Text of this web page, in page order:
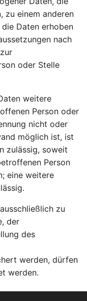
eines
38 DSGVO
des
40 DSGVO
41 DSGVO
der
42 DSGVO
43 DSGVO
zu einem anderen
Daten erhoben
nach
oder Stelle
weitere
Person oder
nicht oder
möglich ist, ist
zulässig, soweit
Person
eine weitere
zu
der
des
werden, dürfen
werden.